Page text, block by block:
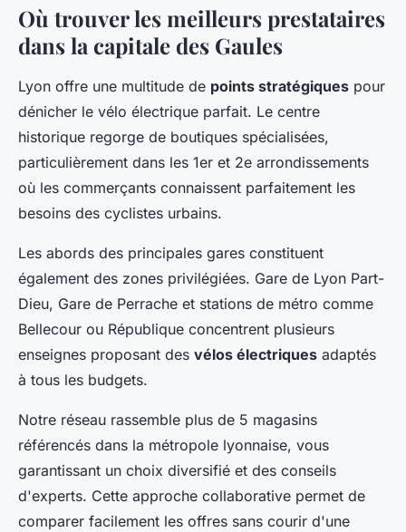
Où trouver les meilleurs prestataires
dans la capitale des Gaules
Lyon offre une multitude de points stratégiques pour
dénicher le vélo électrique parfait. Le centre
historique regorge de boutiques spécialisées,
particulièrement dans les 1er et 2e arrondissements
où les commerçants connaissent parfaitement les
besoins des cyclistes urbains.
Les abords des principales gares constituent
également des zones privilégiées. Gare de Lyon Part-
Dieu, Gare de Perrache et stations de métro comme
Bellecour ou République concentrent plusieurs
enseignes proposant des vélos électriques adaptés
à tous les budgets.
Notre réseau rassemble plus de 5 magasins
référencés dans la métropole lyonnaise, vous
garantissant un choix diversifié et des conseils
d'experts. Cette approche collaborative permet de
comparer facilement les offres sans courir d'une